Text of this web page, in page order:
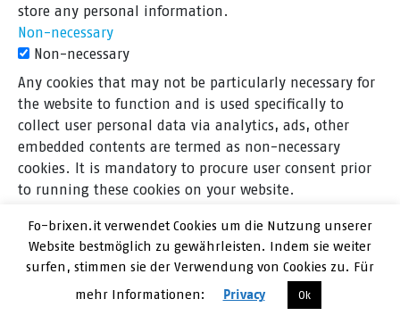
© 2019 FO-Brixen
Impressum
Fo-brixen.it verwendet Cookies um die Nutzung unserer
Website bestmöglich zu gewährleisten. Indem sie weiter
surfen, stimmen sie der Verwendung von Cookies zu. Für
mehr Informationen:
Privacy Ok
store any personal information.
Non-necessary
Non-necessary
Any cookies that may not be particularly necessary for
the website to function and is used specifically to
collect user personal data via analytics, ads, other
embedded contents are termed as non-necessary
cookies. It is mandatory to procure user consent prior
to running these cookies on your website.